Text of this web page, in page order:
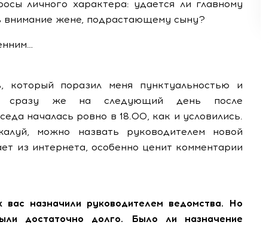
личного характера: удается ли главному
внимание жене, подрастающему сыну?
который поразил меня пунктуальностью и
сразу же на следующий день после
началась ровно в 18.00, как и условились.
можно назвать руководителем новой
из интернета, особенно ценит комментарии
назначили руководителем ведомства. Но
достаточно долго. Было ли назначение